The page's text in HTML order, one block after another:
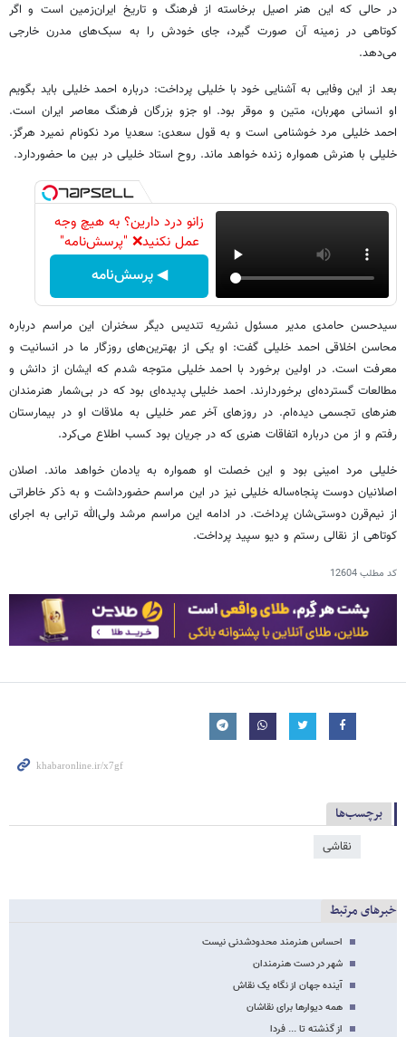
در حالی که این هنر اصیل برخاسته از فرهنگ و تاریخ ایران‌زمین است و اگر
کوتاهی در زمینه آن صورت گیرد، جای خودش را به سبک‌های مدرن خارجی
می‌دهد.
بعد از این وفایی به آشنایی خود با خلیلی پرداخت: درباره احمد خلیلی باید بگویم
او انسانی مهربان، متین و موقر بود. او جزو بزرگان فرهنگ معاصر ایران است.
احمد خلیلی مرد خوشنامی است و به قول سعدی: سعدیا مرد نکو‌نام نمیرد هرگز.
خلیلی با هنرش همواره زنده خواهد ماند. روح استاد خلیلی در بین ما حضوردارد.
زانو درد دارین؟ به هیچ وجه
عمل نکنید❌ "پرسش‌نامه"
◀ پرسش‌نامه
سیدحسن حامدی مدیر مسئول نشریه تندیس دیگر سخنران این مراسم درباره
محاسن اخلاقی احمد خلیلی گفت: او یکی از بهترین‌های روزگار ما در انسانیت و
معرفت است. در اولین برخورد با احمد خلیلی متوجه شدم که ایشان از دانش و
مطالعات گسترده‌ای برخوردارند. احمد خلیلی پدیده‌ای بود که در بی‌شمار هنرمندان
هنرهای تجسمی دیده‌ام. در روزهای آخر عمر خلیلی به ملاقات او در بیمارستان
رفتم و از من درباره اتفاقات هنری که در جریان بود کسب اطلاع می‌کرد.
خلیلی مرد امینی بود و این خصلت او همواره به یادمان خواهد ماند. اصلان
اصلانیان دوست پنجاه‌ساله خلیلی نیز در این مراسم حضورداشت و به ذکر خاطراتی
از نیم‌قرن دوستی‌شان پرداخت. در ادامه این مراسم مرشد ولی‌الله ترابی به اجرای
کوتاهی از نقالی رستم و دیو سپید پرداخت.
کد مطلب12604
برچسب‌ها
نقاشی
خبرهای مرتبط
احساس هنرمند محدودشدنی نیست
شهر‌ در ‌دست‌ هنرمندان
آینده جهان از نگاه یک نقاش
همه دیوار‌ها برای نقاشان
از گذشته تا ... فردا